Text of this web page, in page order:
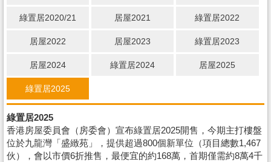
綠置居2020/21 居屋2021 綠置居2022
居屋2022 居屋2023 綠置居2023
居屋2024 綠置居2024 居屋2025
綠置居2025
綠置居2025
香港房屋委員會（房委會）宣布綠置居2025開售，今期主打樓盤
位於九龍灣「盛緻苑」，提供超過800個新單位（項目總數1,467
伙），會以市價6折推售，最便宜的約168萬，首期僅需約8萬4千